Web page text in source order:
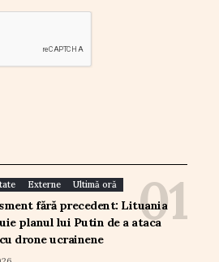
Externe Ultimă oră
fără precedent: Lituania
planul lui Putin de a ataca
drone ucrainene